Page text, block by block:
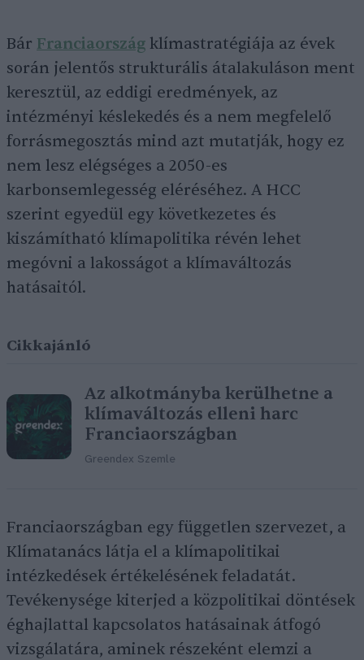
Bár Franciaország klímastratégiája az évek
során jelentős strukturális átalakuláson ment
keresztül, az eddigi eredmények, az
intézményi késlekedés és a nem megfelelő
forrásmegosztás mind azt mutatják, hogy ez
nem lesz elégséges a 2050-es
karbonsemlegesség eléréséhez. A HCC
szerint egyedül egy következetes és
kiszámítható klímapolitika révén lehet
megóvni a lakosságot a klímaváltozás
hatásaitól.
Cikkajánló
Az alkotmányba kerülhetne a
klímaváltozás elleni harc
Franciaországban
Greendex Szemle
Franciaországban egy független szervezet, a
Klímatanács látja el a klímapolitikai
intézkedések értékelésének feladatát.
Tevékenysége kiterjed a közpolitikai döntések
éghajlattal kapcsolatos hatásainak átfogó
vizsgálatára, aminek részeként elemzi a